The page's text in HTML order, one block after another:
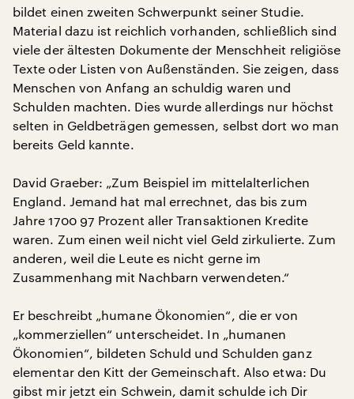
bildet einen zweiten Schwerpunkt seiner Studie.
Material dazu ist reichlich vorhanden, schließlich sind
viele der ältesten Dokumente der Menschheit religiöse
Texte oder Listen von Außenständen. Sie zeigen, dass
Menschen von Anfang an schuldig waren und
Schulden machten. Dies wurde allerdings nur höchst
selten in Geldbeträgen gemessen, selbst dort wo man
bereits Geld kannte.
David Graeber: „Zum Beispiel im mittelalterlichen
England. Jemand hat mal errechnet, das bis zum
Jahre 1700 97 Prozent aller Transaktionen Kredite
waren. Zum einen weil nicht viel Geld zirkulierte. Zum
anderen, weil die Leute es nicht gerne im
Zusammenhang mit Nachbarn verwendeten.“
Er beschreibt „humane Ökonomien“, die er von
„kommerziellen“ unterscheidet. In „humanen
Ökonomien“, bildeten Schuld und Schulden ganz
elementar den Kitt der Gemeinschaft. Also etwa: Du
gibst mir jetzt ein Schwein, damit schulde ich Dir